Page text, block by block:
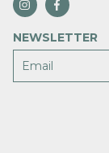
NEWSLETTER